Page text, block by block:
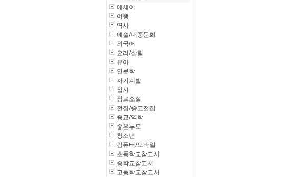
에세이
여행
역사
예술/대중문화
외국어
요리/살림
유아
인문학
자기계발
잡지
장르소설
전집/중고전집
종교/역학
좋은부모
청소년
컴퓨터/모바일
초등학교참고서
중학교참고서
고등학교참고서